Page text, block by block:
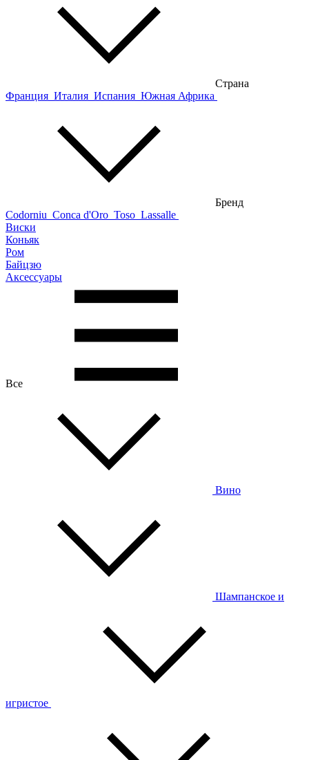
Страна
Франция Италия Испания Южная Африка
Бренд
Codorniu Conca d'Oro Toso Lassalle
Виски
Коньяк
Ром
Байцзю
Аксессуары
Все
Вино
Шампанское и
игристое